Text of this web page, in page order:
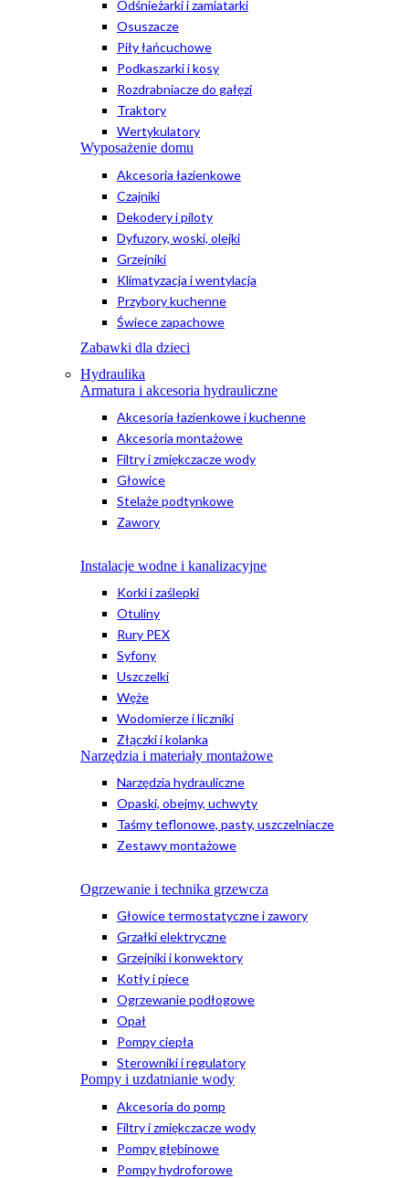
Odśnieżarki i zamiatarki
Osuszacze
Piły łańcuchowe
Podkaszarki i kosy
Rozdrabniacze do gałęzi
Traktory
Wertykulatory
Wyposażenie domu
Akcesoria łazienkowe
Czajniki
Dekodery i piloty
Dyfuzory, woski, olejki
Grzejniki
Klimatyzacja i wentylacja
Przybory kuchenne
Świece zapachowe
Zabawki dla dzieci
Hydraulika
Armatura i akcesoria hydrauliczne
Akcesoria łazienkowe i kuchenne
Akcesoria montażowe
Filtry i zmiękczacze wody
Głowice
Stelaże podtynkowe
Zawory
Instalacje wodne i kanalizacyjne
Korki i zaślepki
Otuliny
Rury PEX
Syfony
Uszczelki
Węże
Wodomierze i liczniki
Złączki i kolanka
Narzędzia i materiały montażowe
Narzędzia hydrauliczne
Opaski, obejmy, uchwyty
Taśmy teflonowe, pasty, uszczelniacze
Zestawy montażowe
Ogrzewanie i technika grzewcza
Głowice termostatyczne i zawory
Grzałki elektryczne
Grzejniki i konwektory
Kotły i piece
Ogrzewanie podłogowe
Opał
Pompy ciepła
Sterowniki i regulatory
Pompy i uzdatnianie wody
Akcesoria do pomp
Filtry i zmiękczacze wody
Pompy głębinowe
Pompy hydroforowe